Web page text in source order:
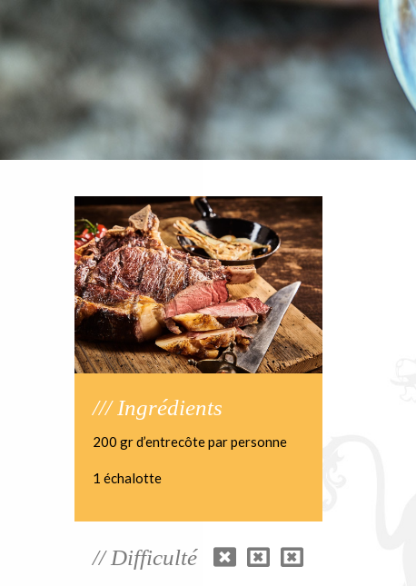
/// Ingrédients
200 gr d’entrecôte par personne
1 échalotte
// Difficulté